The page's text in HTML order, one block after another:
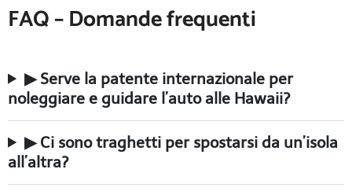
FAQ – Domande frequenti
▶ Serve la patente internazionale per
noleggiare e guidare l’auto alle Hawaii?
▶ Ci sono traghetti per spostarsi da un’isola
all’altra?